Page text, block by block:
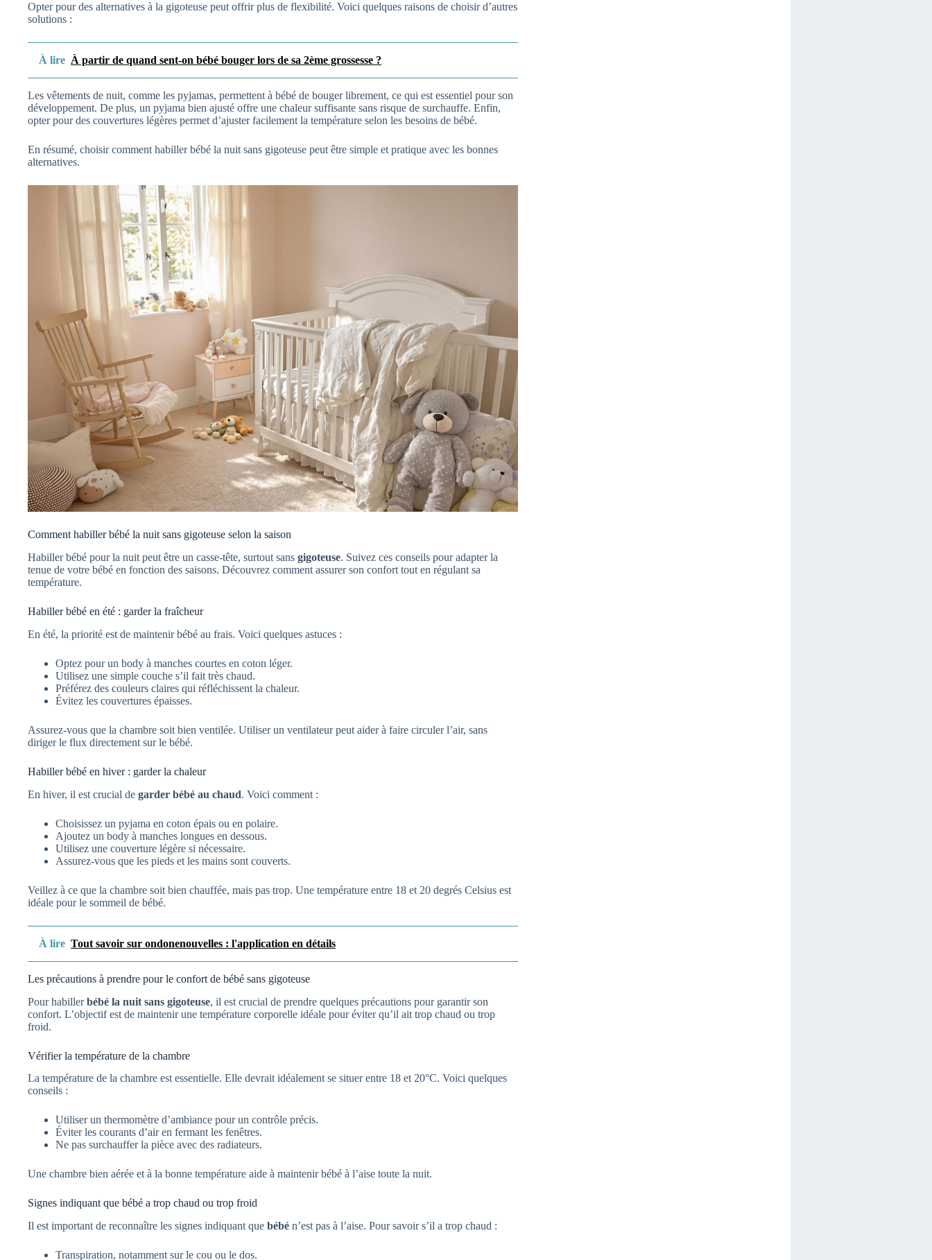
Opter pour des alternatives à la gigoteuse peut offrir plus de flexibilité. Voici quelques raisons de choisir d’autres
solutions :
À lire À partir de quand sent-on bébé bouger lors de sa 2ème grossesse ?
Les vêtements de nuit, comme les pyjamas, permettent à bébé de bouger librement, ce qui est essentiel pour son
développement. De plus, un pyjama bien ajusté offre une chaleur suffisante sans risque de surchauffe. Enfin,
opter pour des couvertures légères permet d’ajuster facilement la température selon les besoins de bébé.
En résumé, choisir comment habiller bébé la nuit sans gigoteuse peut être simple et pratique avec les bonnes
alternatives.
Comment habiller bébé la nuit sans gigoteuse selon la saison
Habiller bébé pour la nuit peut être un casse-tête, surtout sans gigoteuse. Suivez ces conseils pour adapter la
tenue de votre bébé en fonction des saisons. Découvrez comment assurer son confort tout en régulant sa
température.
Habiller bébé en été : garder la fraîcheur
En été, la priorité est de maintenir bébé au frais. Voici quelques astuces :
Optez pour un body à manches courtes en coton léger.
Utilisez une simple couche s’il fait très chaud.
Préférez des couleurs claires qui réfléchissent la chaleur.
Évitez les couvertures épaisses.
Assurez-vous que la chambre soit bien ventilée. Utiliser un ventilateur peut aider à faire circuler l’air, sans
diriger le flux directement sur le bébé.
Habiller bébé en hiver : garder la chaleur
En hiver, il est crucial de garder bébé au chaud. Voici comment :
Choisissez un pyjama en coton épais ou en polaire.
Ajoutez un body à manches longues en dessous.
Utilisez une couverture légère si nécessaire.
Assurez-vous que les pieds et les mains sont couverts.
Veillez à ce que la chambre soit bien chauffée, mais pas trop. Une température entre 18 et 20 degrés Celsius est
idéale pour le sommeil de bébé.
À lire Tout savoir sur ondonenouvelles : l'application en détails
Les précautions à prendre pour le confort de bébé sans gigoteuse
Pour habillerbébé la nuit sans gigoteuse, il est crucial de prendre quelques précautions pour garantir son
confort. L’objectif est de maintenir une température corporelle idéale pour éviter qu’il ait trop chaud ou trop
froid.
Vérifier la température de la chambre
La température de la chambre est essentielle. Elle devrait idéalement se situer entre 18 et 20°C. Voici quelques
conseils :
Utiliser un thermomètre d’ambiance pour un contrôle précis.
Éviter les courants d’air en fermant les fenêtres.
Ne pas surchauffer la pièce avec des radiateurs.
Une chambre bien aérée et à la bonne température aide à maintenir bébé à l’aise toute la nuit.
Signes indiquant que bébé a trop chaud ou trop froid
Il est important de reconnaître les signes indiquant que bébé n’est pas à l’aise. Pour savoir s’il a trop chaud :
Transpiration, notamment sur le cou ou le dos.